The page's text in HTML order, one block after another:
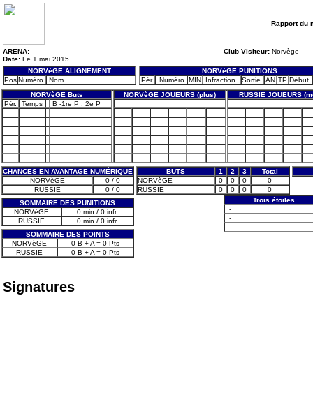
Rapport du
ARENA:
Date: Le 1 mai 2015
Club Visiteur: Norvège
NORVèGE ALIGNEMENT
PosNuméro Nom
NORVèGE PUNITIONS
Pér.
Numéro MIN Infraction Sortie AN TP Début
NORVèGE Buts
NORVèGE JOUEURS (plus)
RUSSIE JOUEURS
Pér.
Temps B -1re P . 2e P
CHANCES EN AVANTAGE NUMÉRIQUE
NORVèGE
0 / 0
RUSSIE
0 / 0
SOMMAIRE DES PUNITIONS
NORVèGE
0 min / 0 infr.
RUSSIE
0 min / 0 infr.
SOMMAIRE DES POINTS
NORVèGE
0 B + A = 0 Pts
RUSSIE
0 B + A = 0 Pts
BUTS 1 2 3
Total
NORVèGE
0 0 0
0
RUSSIE
0 0 0
0
Trois étoiles
-
-
-
Signatures